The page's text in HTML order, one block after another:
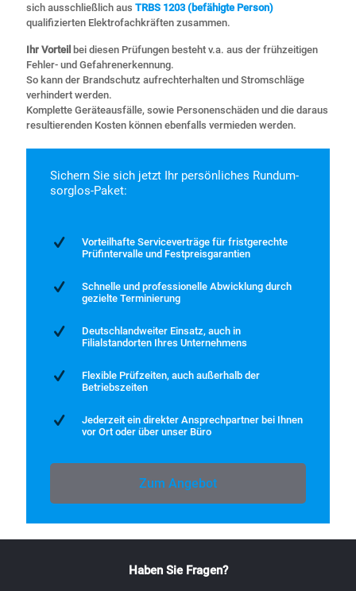
sich ausschließlich aus TRBS 1203 (befähigte Person)
qualifizierten Elektrofachkräften zusammen.
Ihr Vorteil bei diesen Prüfungen besteht v.a. aus der frühzeitigen
Fehler- und Gefahrenerkennung.
So kann der Brandschutz aufrechterhalten und Stromschläge
verhindert werden.
Komplette Geräteausfälle, sowie Personenschäden und die daraus
resultierenden Kosten können ebenfalls vermieden werden.
Sichern Sie sich jetzt Ihr persönliches Rundum-
sorglos-Paket:
Vorteilhafte Serviceverträge für fristgerechte
Prüfintervalle und Festpreisgarantien
Schnelle und professionelle Abwicklung durch
gezielte Terminierung
Deutschlandweiter Einsatz, auch in
Filialstandorten Ihres Unternehmens
Flexible Prüfzeiten, auch außerhalb der
Betriebszeiten
Jederzeit ein direkter Ansprechpartner bei Ihnen
vor Ort oder über unser Büro
Zum Angebot
Haben Sie Fragen?